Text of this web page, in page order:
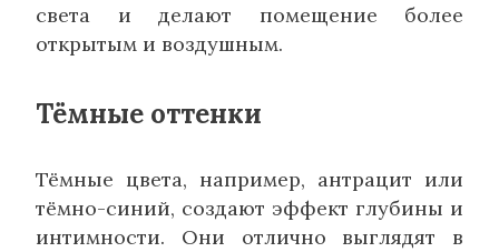
света и делают помещение более
открытым и воздушным.
Тёмные оттенки
Тёмные цвета, например, антрацит или
тёмно-синий, создают эффект глубины и
интимности. Они отлично выглядят в